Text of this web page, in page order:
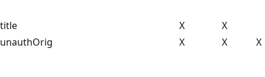
title X
X
unauthOrig
X X X